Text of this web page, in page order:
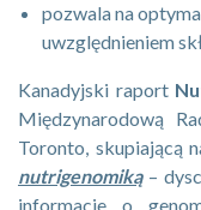
pozwala na
uwzględnieniem
Kanadyjski raport
Międzynarodową
Toronto, skupiającą
nutrigenomiką–
informacje o